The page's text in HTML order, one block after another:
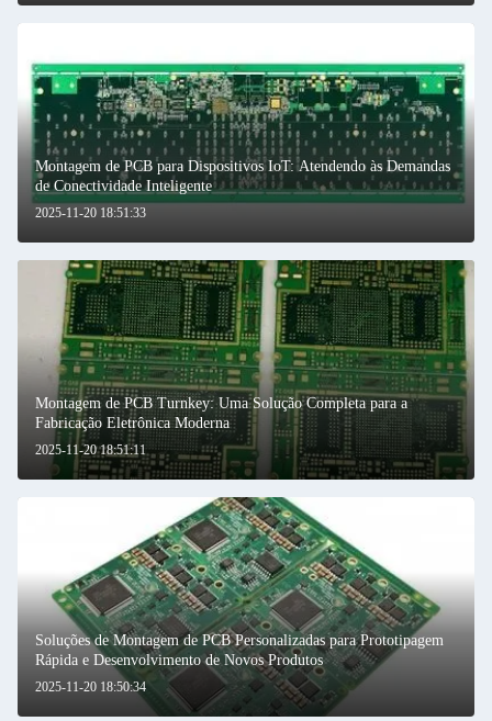
2025-11-20 18:51:33
Montagem de PCB para Dispositivos IoT: Atendendo às Demandas
de Conectividade Inteligente
2025-11-20 18:51:11
Montagem de PCB Turnkey: Uma Solução Completa para a
Fabricação Eletrônica Moderna
2025-11-20 18:50:34
Soluções de Montagem de PCB Personalizadas para Prototipagem
Rápida e Desenvolvimento de Novos Produtos